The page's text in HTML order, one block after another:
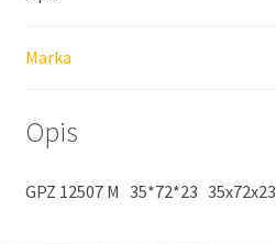
Marka
Opis
GPZ 12507 M 35*72*23 35x72x23